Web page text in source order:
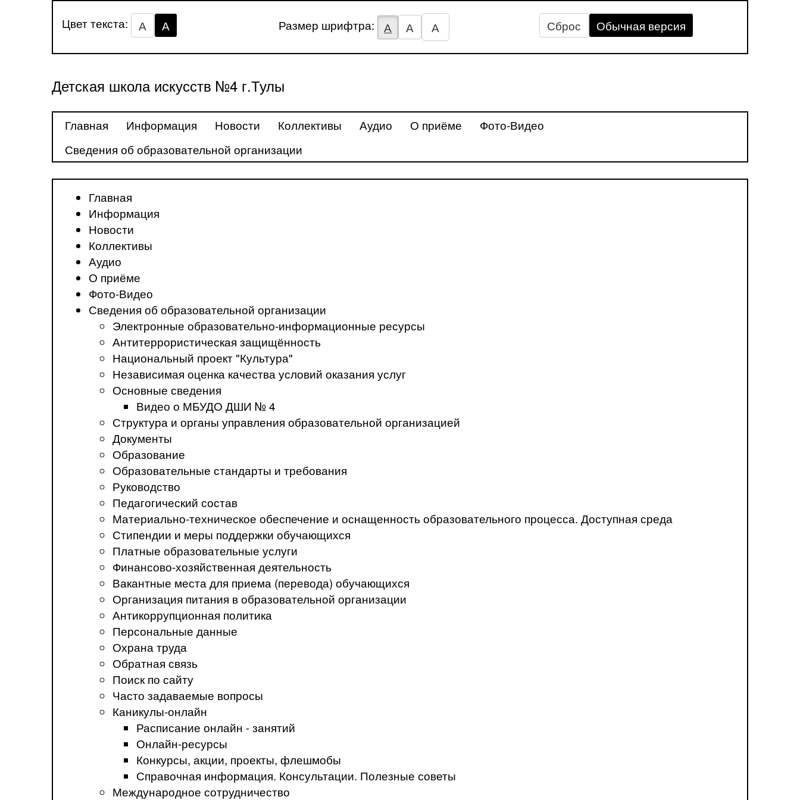
Цвет текста: А А Размер шрифтра: А А А Сброс Обычная версия
Детская школа искусств №4 г.Тулы
Главная Информация Новости Коллективы Аудио О приёме
Фото-Видео
Сведения об образовательной организации
Главная
Информация
Новости
Коллективы
Аудио
О приёме
Фото-Видео
Сведения об образовательной организации
Электронные образовательно-информационные ресурсы
Антитеррористическая защищённость
Национальный проект "Культура"
Независимая оценка качества условий оказания услуг
Основные сведения
Видео о МБУДО ДШИ № 4
Структура и органы управления образовательной организацией
Документы
Образование
Образовательные стандарты и требования
Руководство
Педагогический состав
Материально-техническое обеспечение и оснащенность образовательного процесса. Доступная среда
Стипендии и меры поддержки обучающихся
Платные образовательные услуги
Финансово-хозяйственная деятельность
Вакантные места для приема (перевода) обучающихся
Организация питания в образовательной организации
Антикоррупционная политика
Персональные данные
Охрана труда
Обратная связь
Поиск по сайту
Часто задаваемые вопросы
Каникулы-онлайн
Расписание онлайн - занятий
Онлайн-ресурсы
Конкурсы, акции, проекты, флешмобы
Справочная информация. Консультации. Полезные советы
Международное сотрудничество